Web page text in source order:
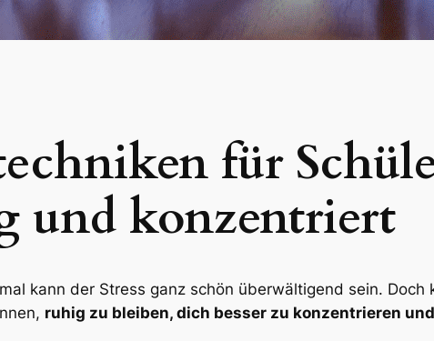
für
und konzentriert
kann der Stress ganz schön überwältigend sein. Doch
ruhig zu bleiben, dich besser zu konzentrieren